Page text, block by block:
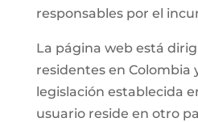
responsables por el
La página web está
residentes en Colombia
legislación establecida
usuario reside en otro